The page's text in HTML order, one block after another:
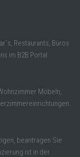
Restaurants, Büros
im B2B Portal.
Möbeln,
beantragen Sie
ist in der